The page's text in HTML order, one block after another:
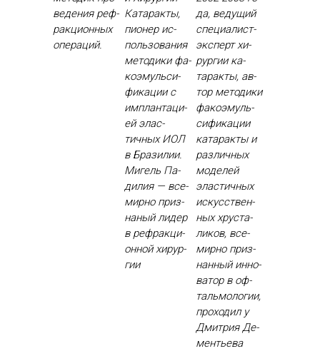
веде­ния реф­
ракци­он­ных
опе­раций.
Ка­тарак­ты,
пи­онер ис­
поль­зо­вания
ме­тоди­ки фа­
ко­эмуль­си­
фика­ции с
им­план­та­ци­
ей элас­
тичных И­ОЛ
в Бра­зилии.
Ми­гель Па­
дилия — все­
мир­но приз­
на­ный ли­дер
в реф­ракци­
он­ной хи­рур­
гии
да, ве­дущий
спе­ци­алист-
эк­сперт хи­
рур­гии ка­
тарак­ты, ав­
тор ме­тоди­ки
фа­ко­эмуль­
си­фика­ции
ка­тарак­ты и
раз­личных
мо­делей
элас­тичных
ис­кусс­твен­
ных хрус­та­
ликов, все­
мир­но приз­
нанный ин­но­
ватор в оф­
таль­мо­логии,
про­ходил у
Дмит­рия Де­
менть­ева